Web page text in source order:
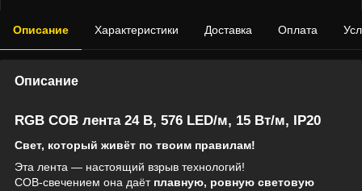
Описание Характеристики Доставка Оплата
Описание
RGB COB лента 24 В, 576 LED/м, 15 Вт/м, IP20
Свет, который живёт по твоим правилам!
Эта лента — настоящий взрыв технологий!
COB-свечением она даёт плавную, ровную световую